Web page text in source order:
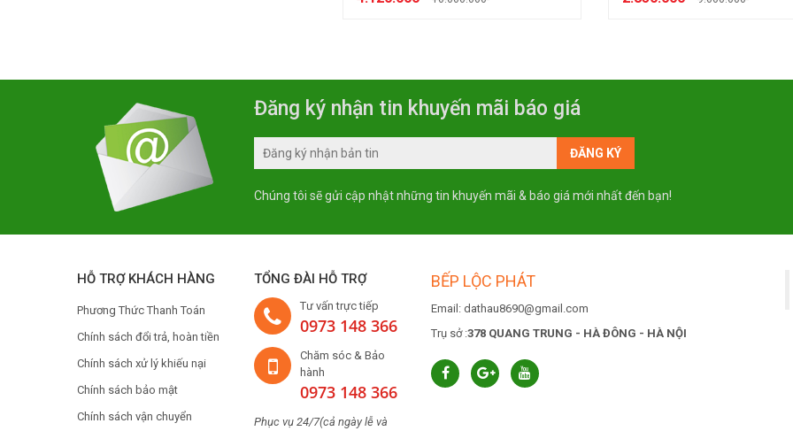
Đăng ký nhận tin khuyến mãi báo giá
Chúng tôi sẽ gửi cập nhật những tin khuyến mãi & báo giá mới nhất đến bạn!
HỖ TRỢ KHÁCH HÀNG
Phương Thức Thanh Toán
Chính sách đổi trả, hoàn tiền
Chính sách xử lý khiếu nại
Chính sách bảo mật
Chính sách vận chuyển
TỔNG ĐÀI HỖ TRỢ
Tư vấn trực tiếp
0973 148 366
Chăm sóc & Bảo
hành
0973 148 366
Phục vụ 24/7(cả ngày lễ và
BẾP LỘC PHÁT
Email: dathau8690@gmail.com
Trụ sở :378 QUANG TRUNG - HÀ ĐÔNG - HÀ NỘI